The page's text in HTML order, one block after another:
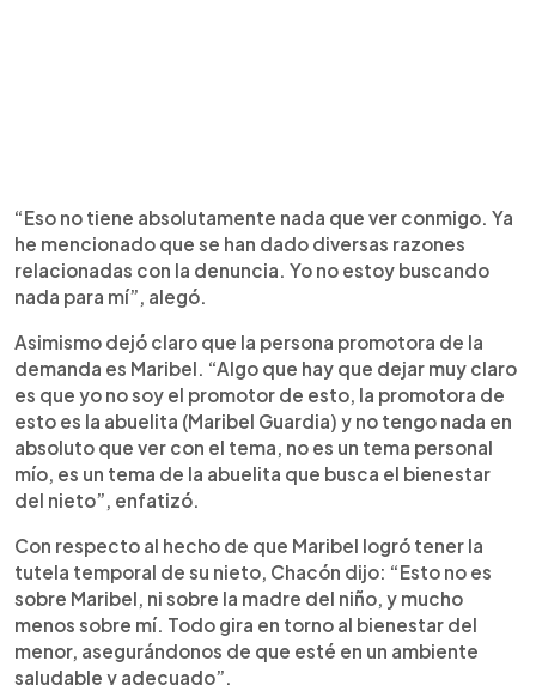
“Eso no tiene absolutamente nada que ver conmigo. Ya
he mencionado que se han dado diversas razones
relacionadas con la denuncia. Yo no estoy buscando
nada para mí”, alegó.
Asimismo dejó claro que la persona promotora de la
demanda es Maribel. “Algo que hay que dejar muy claro
es que yo no soy el promotor de esto, la promotora de
esto es la abuelita (Maribel Guardia) y no tengo nada en
absoluto que ver con el tema, no es un tema personal
mío, es un tema de la abuelita que busca el bienestar
del nieto”, enfatizó.
Con respecto al hecho de que Maribel logró tener la
tutela temporal de su nieto, Chacón dijo: “Esto no es
sobre Maribel, ni sobre la madre del niño, y mucho
menos sobre mí. Todo gira en torno al bienestar del
menor, asegurándonos de que esté en un ambiente
saludable y adecuado”.